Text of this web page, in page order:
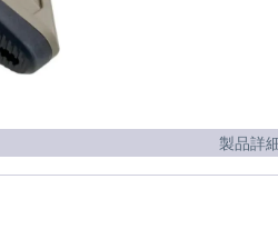
製品詳